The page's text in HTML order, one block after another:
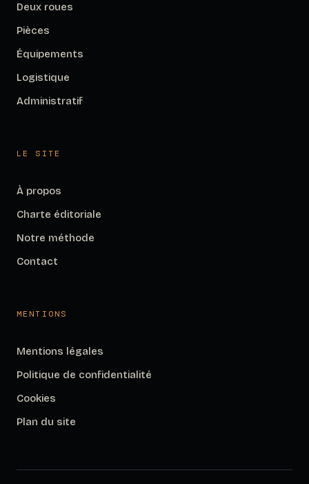
Deux roues
Pièces
Équipements
Logistique
Administratif
LE SITE
À propos
Charte éditoriale
Notre méthode
Contact
MENTIONS
Mentions légales
Politique de confidentialité
Cookies
Plan du site